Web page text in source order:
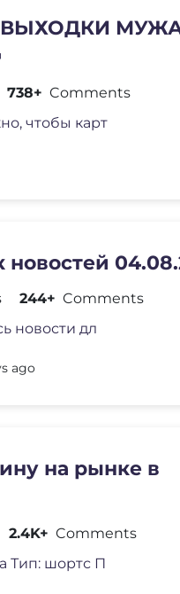
ВЫХОДКИ
738+ Comments
чтобы карт
новостей
244+ Comments
новости дл
ago
на рынке в
2.4K+ Comments
Тип: шортс П